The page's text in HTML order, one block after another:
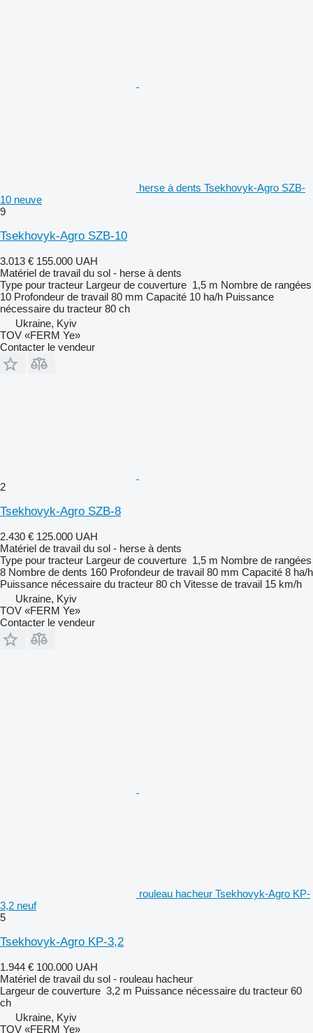
herse à dents Tsekhovyk-Agro SZB-
10 neuve
9
Tsekhovyk-Agro SZB-10
3.013 € 155.000 UAH
Matériel de travail du sol - herse à dents
Type pour tracteur Largeur de couverture 1,5 m Nombre de rangées
10 Profondeur de travail 80 mm Capacité 10 ha/h Puissance
nécessaire du tracteur 80 ch
Ukraine, Kyiv
TOV «FERM Ye»
Contacter le vendeur
2
Tsekhovyk-Agro SZB-8
2.430 € 125.000 UAH
Matériel de travail du sol - herse à dents
Type pour tracteur Largeur de couverture 1,5 m Nombre de rangées
8 Nombre de dents 160 Profondeur de travail 80 mm Capacité 8 ha/h
Puissance nécessaire du tracteur 80 ch Vitesse de travail 15 km/h
Ukraine, Kyiv
TOV «FERM Ye»
Contacter le vendeur
rouleau hacheur Tsekhovyk-Agro KP-
3,2 neuf
5
Tsekhovyk-Agro KP-3,2
1.944 € 100.000 UAH
Matériel de travail du sol - rouleau hacheur
Largeur de couverture 3,2 m Puissance nécessaire du tracteur 60
ch
Ukraine, Kyiv
TOV «FERM Ye»